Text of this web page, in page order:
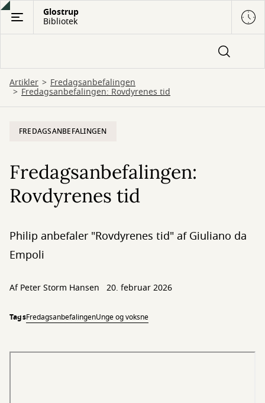
Gå
hovedindhold
Glostrup
Bibliotek
Artikler Fredagsanbefalingen
Fredagsanbefalingen: Rovdyrenes tid
FREDAGSANBEFALINGEN
Fredagsanbefalingen:
Rovdyrenes tid
Philip anbefaler "Rovdyrenes tid" af Giuliano da
Empoli
AfPeter Storm Hansen 20. februar 2026
TagsFredagsanbefalingenUnge og voksne